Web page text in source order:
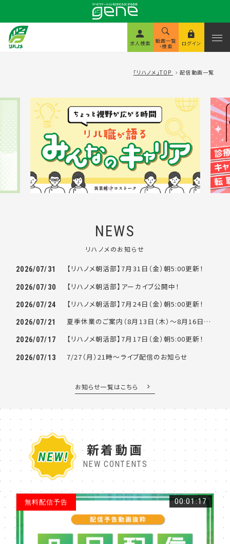
求人検索 動画一覧
・検索 ログイン
「リハノメ」TOP 配信動画一覧
NEWS
リハノメのお知らせ
2026/07/31 【リハノメ朝活部】7月31日（金）朝5:00更新！
2026/07/30 【リハノメ朝活部】アーカイブ公開中！
2026/07/24 【リハノメ朝活部】7月24日（金）朝5:00更新！
2026/07/21 夏季休業のご案内（8月13日（木）～8月16日（日））
2026/07/17 【リハノメ朝活部】7月17日（金）朝5:00更新！
2026/07/13 7/27（月）21時～ライブ配信のお知らせ
お知らせ一覧はこちら
新着動画
NEW CONTENTS
無料配信予告 00:01:17